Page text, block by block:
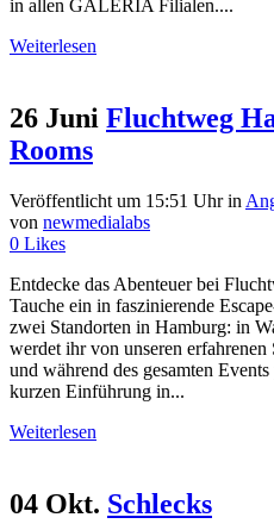
in allen GALERIA Filialen....
Weiterlesen
26 Juni Fluchtweg
Rooms
Veröffentlicht um 15:51 Uhrin
von newmedialabs
0 Likes
Entdecke das Abenteuer bei
Tauche ein in faszinierende
zwei Standorten in Hamburg: in
werdet ihr von unseren
und während des gesamten
kurzen Einführung in...
Weiterlesen
04 Okt. Schlecks